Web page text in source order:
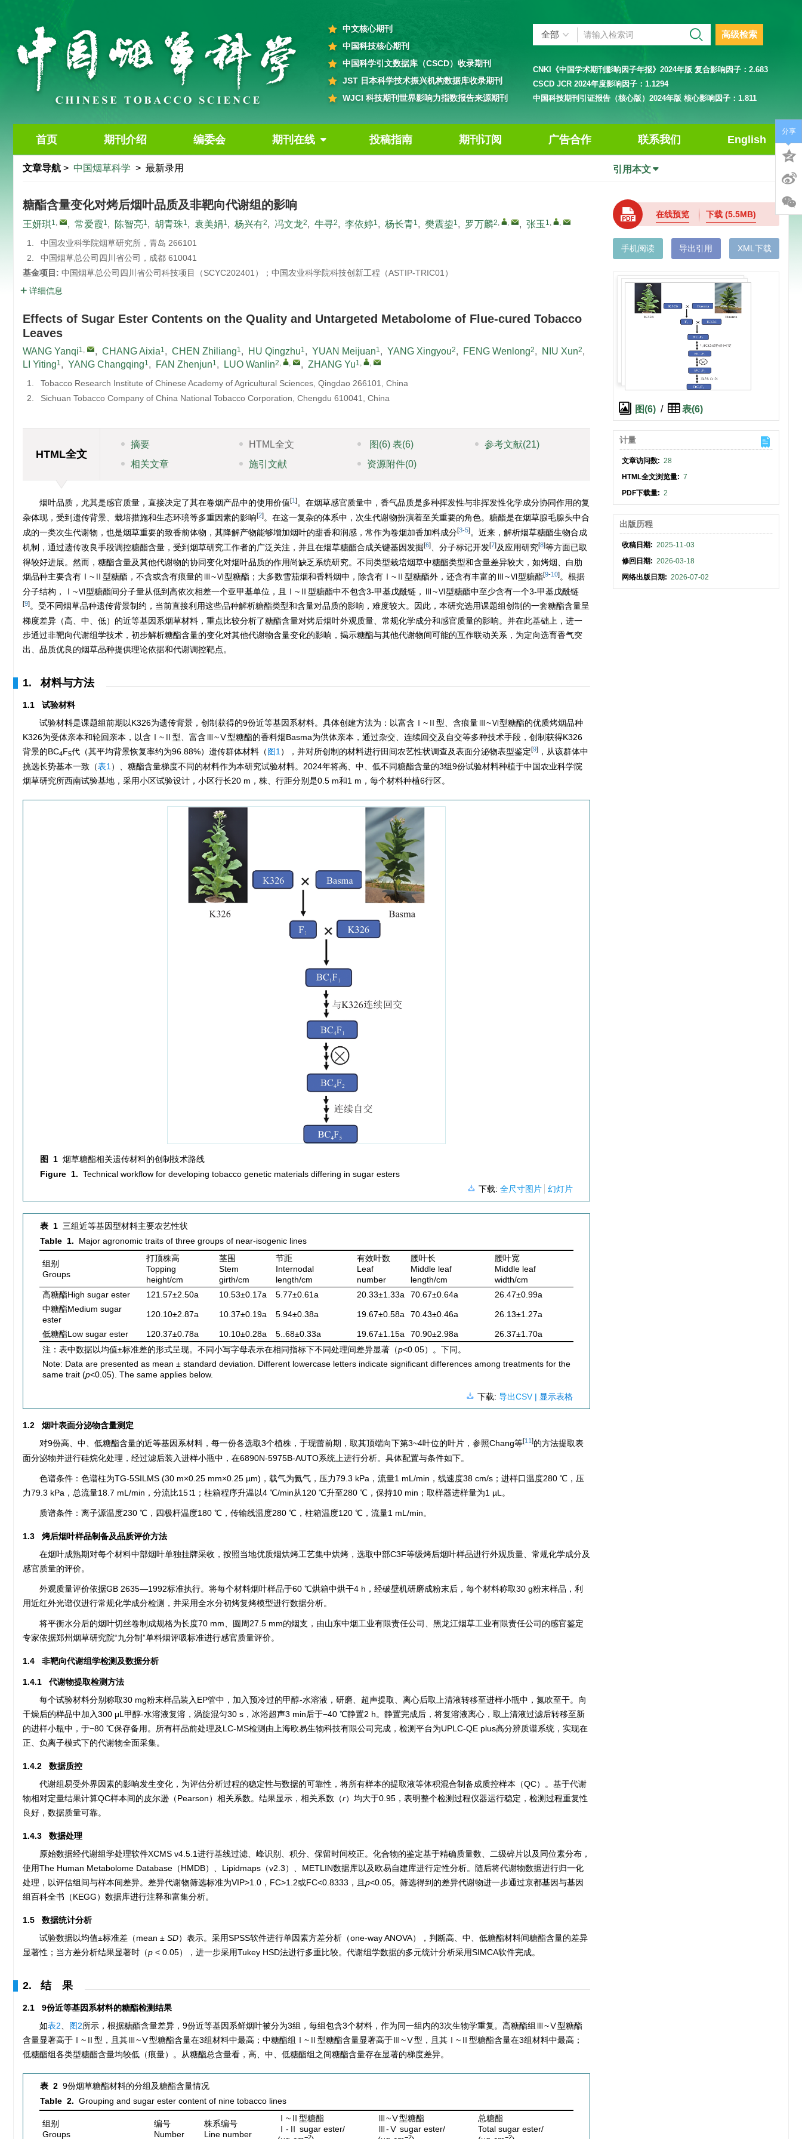
中文核心期刊
中国科技核心期刊
中国科学引文数据库（CSCD）收录期刊
JST 日本科学技术振兴机构数据库收录期刊
WJCI 科技期刊世界影响力指数报告来源期刊
高级检索
CNKI《中国学术期刊影响因子年报》2024年版 复合影响因子： 2.683
CSCD JCR 2024年度影响因子： 1.1294
中国科技期刊引证报告（核心版）2024年版 核心影响因子： 1.811
首页 期刊介绍 编委会 期刊在线 投稿指南 期刊订阅 广告合作 联系我们 English
文章导航 > 中国烟草科学 > 最新录用 引用本文
糖酯含量变化对烤后烟叶品质及非靶向代谢组的影响
王妍琪1, , 常爱霞1, 陈智亮1, 胡青珠1, 袁美娟1, 杨兴有2, 冯文龙2, 牛寻2, 李依婷1, 杨长青1, 樊震鋆1, 罗万麟2, , , 张玉 1, ,
1.
中国农业科学院烟草研究所，青岛 266101
2.
中国烟草总公司四川省公司，成都 610041
基金项目: 中国烟草总公司四川省公司科技项目（SCYC202401）；中国农业科学院科技创新工程（ASTIP-TRIC01）
详细信息
Effects of Sugar Ester Contents on the Quality and Untargeted Metabolome of Flue-cured Tobacco
Leaves
WANG Yanqi1, , CHANG Aixia1, CHEN Zhiliang1, HU Qingzhu1, YUAN Meijuan1, YANG Xingyou2, FENG Wenlong2, NIU Xun2,
LI Yiting1, YANG Changqing1, FAN Zhenjun1, LUO Wanlin2, , , ZHANG Yu1, ,
1.
Tobacco Research Institute of Chinese Academy of Agricultural Sciences, Qingdao 266101, China
2.
Sichuan Tobacco Company of China National Tobacco Corporation, Chengdu 610041, China
HTML全文
摘要 HTML全文 图 (6)表(6) 参考文献(21)
相关文章
施引文献 资源附件(0)
烟叶品质，尤其是感官质量，直接决定了其在卷烟产品中的使用价值[1]。在烟草感官质量中，香气品质是多种挥发性与非挥发性化学成分协同作用的复
杂体现，受到遗传背景、栽培措施和生态环璄等多重因素的影响[2]。在这一复杂的体系中，次生代谢物扮演着至关重要的角色。糖酯是在烟草腺毛腺头中合
成的一类次生代谢物，也是烟草重要的致香前体物，其降解产物能够增加烟叶的甜香和润感，常作为卷烟加香加料成分[3-5]。近来，解析烟草糖酯生物合成
机制，通过遗传改良手段调控糖酯含量，受到烟草研究工作者的广泛关注，并且在烟草糖酯合成关键基因发掘[6] 、分子标记开发[7]及应用研究[8]等方面已取
得较好进展。然而，糖酯含量及其他代谢物的协同变化对烟叶品质的作用尚缺乏系统研究。不同类型栽培烟草中糖酯类型和含量差异较大，如烤烟、白肋
烟品种主要含有Ⅰ~Ⅱ型糖酯，不含或含有痕量的Ⅲ~Ⅵ型糖酯；大多数雪茄烟和香料烟中，除含有Ⅰ~Ⅱ型糖酯外，还含有丰富的Ⅲ~Ⅵ型糖酯[9-10]。根据
分子结构，Ⅰ~Ⅵ型糖酯间分子量从低到高依次相差一个亚甲基单位，且Ⅰ~Ⅱ型糖酯中不包含3-甲基戊酰链，Ⅲ~Ⅵ型糖酯中至少含有一个3-甲基戊酰链
[9]。受不同烟草品种遗传背景制约，当前直接利用这些品种解析糖酯类型和含量对品质的影响，难度较大。因此，本研究选用课题组创制的一套糖酯含量呈
梯度差异（高、中、低）的近等基因系烟草材料，重点比较分析了糖酯含量对烤后烟叶外观质量、常规化学成分和感官质量的影响。并在此基础上，进一
步通过非靶向代谢组学技术，初步解析糖酯含量的变化对其他代谢物含量变化的影响，揭示糖酯与其他代谢物间可能的互作联动关系，为定向选育香气突
出、品质优良的烟草品种提供理论依据和代谢调控靶点。
1. 材料与方法
1.1 试验材料
试验材料是课题组前期以K326为遗传背景，创制获得的9份近等基因系材料。具体创建方法为：以富含Ⅰ~Ⅱ型、含痕量Ⅲ~Ⅵ型糖酯的优质烤烟品种
K326为受体亲本和轮回亲本，以含Ⅰ~Ⅱ型、富含Ⅲ~Ⅴ型糖酯的香料烟Basma为供体亲本，通过杂交、连续回交及自交等多种技术手段，创制获得K326
背景的BC4F5代（其平均背景恢复率约为96.88%）遗传群体材料（图1 ），并对所创制的材料进行田间农艺性状调查及表面分泌物表型鉴定[9] ，从该群体中
挑选长势基本一致（表1 ）、糖酯含量梯度不同的材料作为本研究试验材料。2024年将高、中、低不同糖酯含量的3组9份试验材料种植于中国农业科学院
烟草研究所西南试验基地，采用小区试验设计，小区行长20 m，株、行距分别是0.5 m和1 m，每个材料种植6行区。
图 1 烟草糖酯相关遗传材料的创制技术路线
Figure 1. Technical workflow for developing tobacco genetic materials differing in sugar esters
下载: 全尺寸图片 幻灯片
表 1 三组近等基因型材料主要农艺性状
Table 1.
Major agronomic traits of three groups of near-isogenic lines
组别
Groups
打顶株高
Topping
height/cm
茎围
Stem
girth/cm
节距
Internodal
length/cm
有效叶数
Leaf
number
腰叶长
Middle leaf
length/cm
腰叶宽
Middle leaf
width/cm
高糖酯High sugar ester
121.57±2.50a 10.53±0.17a 5.77±0.61a 20.33±1.33a 70.67±0.64a
26.47±0.99a
中糖酯Medium sugar
ester
120.10±2.87a 10.37±0.19a 5.94±0.38a 19.67±0.58a 70.43±0.46a 26.13±1.27a
低糖酯Low sugar ester 120.37±0.78a 10.10±0.28a 5..68±0.33a 19.67±1.15a 70.90±2.98a
26.37±1.70a
注：表中数据以均值±标准差的形式呈现。不同小写字母表示在相同指标下不同处理间差异显著（p<0.05）。下同。
Note: Data are presented as mean ± standard deviation. Different lowercase letters indicate significant differences among treatments for the
same trait (p<0.05). The same applies below.
下载: 导出CSV | 显示表格
1.2 烟叶表面分泌物含量测定
对9份高、中、低糖酯含量的近等基因系材料，每一份各选取3个植株，于现蕾前期，取其顶端向下第3~4叶位的叶片，参照Chang等[11]的方法提取表
面分泌物并进行硅烷化处理，经过滤后装入进样小瓶中，在6890N-5975B-AUTO系统上进行分析。具体配置与条件如下。
色谱条件：色谱柱为TG-5SILMS (30 m×0.25 mm×0.25 µm)，载气为氦气，压力79.3 kPa，流量1 mL/min，线速度38 cm/s；进样口温度280 ℃，压
力79.3 kPa，总流量18.7 mL/min，分流比15∶1；柱箱程序升温以4 ℃/min从120 ℃升至280 ℃，保持10 min；取样器进样量为1 µL。
质谱条件：离子源温度230 ℃，四极杆温度180 ℃，传输线温度280 ℃，柱箱温度120 ℃，流量1 mL/min。
1.3 烤后烟叶样品制备及品质评价方法
在烟叶成熟期对每个材料中部烟叶单独挂牌采收，按照当地优质烟烘烤工艺集中烘烤，选取中部C3F等级烤后烟叶样品进行外观质量、常规化学成分及
感官质量的评价。
外观质量评价依据GB 2635—1992标准执行。将每个材料烟叶样品于60 ℃烘箱中烘干4 h，经破壁机研磨成粉末后，每个材料称取30 g粉末样品，利
用近红外光谱仪进行常规化学成分检测，并采用全水分初烤复烤模型进行数据分析。
将平衡水分后的烟叶切丝卷制成规格为长度70 mm、圆周27.5 mm的烟支，由山东中烟工业有限责任公司、黑龙江烟草工业有限责任公司的感官鉴定
专家依据郑州烟草研究院“九分制”单料烟评吸标准进行感官质量评价。
1.4 非靶向代谢组学检测及数据分析
1.4.1 代谢物提取检测方法
每个试验材料分别称取30 mg粉末样品装入EP管中，加入预冷过的甲醇-水溶液，研磨、超声提取、离心后取上清液转移至进样小瓶中，氮吹至干。向
干燥后的样品中加入300 μL甲醇-水溶液复溶，涡旋混匀30 s，冰浴超声3 min后于−40 ℃静置2 h。静置完成后，将复溶液离心，取上清液过滤后转移至新
的进样小瓶中，于−80 ℃保存备用。所有样品前处理及LC-MS检测由上海欧易生物科技有限公司完成，检测平台为UPLC-QE plus高分辨质谱系统，实现在
正、负离子模式下的代谢物全面采集。
1.4.2 数据质控
代谢组易受外界因素的影响发生变化，为评估分析过程的稳定性与数据的可靠性，将所有样本的提取液等体积混合制备成质控样本（QC）。基于代谢
物相对定量结果计算QC样本间的皮尔逊（Pearson）相关系数。结果显示，相关系数（r）均大于0.95，表明整个检测过程仪器运行稳定，检测过程重复性
良好，数据质量可靠。
1.4.3 数据处理
原始数据经代谢组学处理软件XCMS v4.5.1进行基线过滤、峰识别、积分、保留时间校正。化合物的鉴定基于精确质量数、二级碎片以及同位素分布，
使用The Human Metabolome Database（HMDB）、Lipidmaps（v2.3）、METLIN数据库以及欧易自建库进行定性分析。随后将代谢物数据进行归一化
处理，以评估组间与样本间差异。差异代谢物筛选标准为VIP>1.0，FC>1.2或FC<0.8333 ，且 p<0.05。筛选得到的差异代谢物进一步通过京都基因与基因
组百科全书（KEGG）数据库进行注释和富集分析。
1.5 数据统计分析
试验数据以均值±标准差（mean ± SD）表示。采用SPSS软件进行单因素方差分析（one-way ANOVA），判断高、中、低糖酯材料间糖酯含量的差异
显著性；当方差分析结果显著时（p < 0.05），进一步采用Tukey HSD法进行多重比较。代谢组学数据的多元统计分析采用SIMCA软件完成。
2. 结 果
2.1 9份近等基因系材料的糖酯检测结果
如表2 图2所示，根据糖酯含量差异，9份近等基因系鲜烟叶被分为3组，每组包含3个材料，作为同一组内的3次生物学重复。高糖酯组Ⅲ~Ⅴ型糖酯
含量显著高于Ⅰ~Ⅱ型，且其Ⅲ~Ⅴ型糖酯含量在3组材料中最高；中糖酯组Ⅰ~Ⅱ型糖酯含量显著高于Ⅲ~Ⅴ型，且其Ⅰ~Ⅱ型糖酯含量在3组材料中最高；
低糖酯组各类型糖酯含量均较低（痕量）。从糖酯总含量看，高、中、低糖酯组之间糖酯含量存在显著的梯度差异。
表 2 9份烟草糖酯材料的分组及糖酯含量情况
Table 2. Grouping and sugar ester content of nine tobacco lines
组别
Groups
编号
Number
株系编号
Line number
Ⅰ~Ⅱ型糖酯
Ⅰ-Ⅱ sugar ester/
−2
Ⅲ~Ⅴ型糖酯
Ⅲ-Ⅴ sugar ester/
−2
总糖酯
Total sugar ester/
−2
在线预览 下载(5.5MB)
手机阅读 导出引用 XML下载
图(6) / 表(6)
计量
文章访问数: 28
HTML全文浏览量: 7
PDF下载量: 2
出版历程
收稿日期: 2025-11-03
修回日期: 2026-03-18
网络出版日期: 2026-07-02
分享